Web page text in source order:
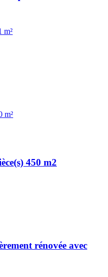
m²
m²
450 m2
rénovée avec